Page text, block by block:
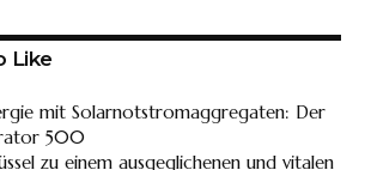
Like
mit Solarnotstromaggregaten: Der
500
zu einem ausgeglichenen und vitalen